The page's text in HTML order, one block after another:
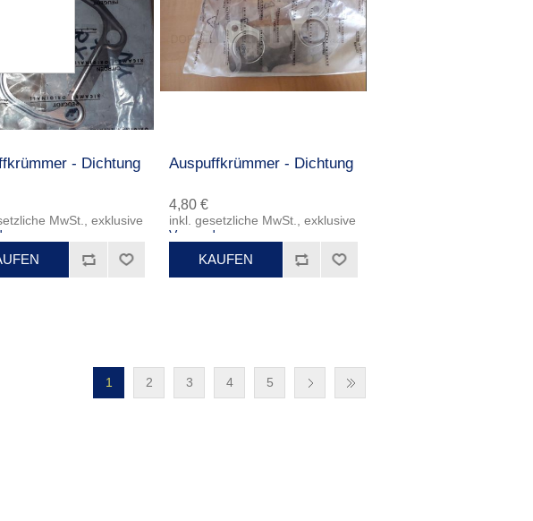
- Dichtung
MwSt., exklusive
Auspuffkrümmer - Dichtung
4,80 €
inkl. gesetzliche MwSt., exklusive
Versand
1 2 3 4 5